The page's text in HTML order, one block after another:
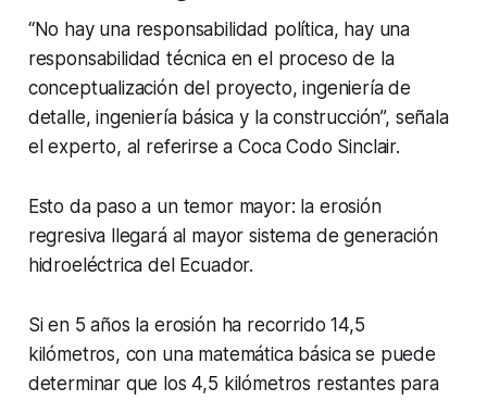
“No hay una responsabilidad política, hay una
responsabilidad técnica en el proceso de la
conceptualización del proyecto, ingeniería de
detalle, ingeniería básica y la construcción”, señala
el experto, al referirse a Coca Codo Sinclair.
Esto da paso a un temor mayor: la erosión
regresiva llegará al mayor sistema de generación
hidroeléctrica del Ecuador.
Si en 5 años la erosión ha recorrido 14,5
kilómetros, con una matemática básica se puede
determinar que los 4,5 kilómetros restantes para